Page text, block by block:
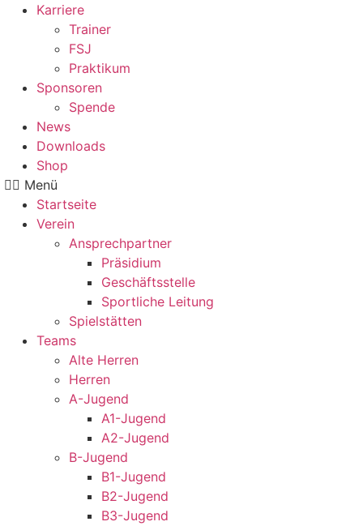
Karriere
Trainer
FSJ
Praktikum
Sponsoren
Spende
News
Downloads
Shop
Menü
Startseite
Verein
Ansprechpartner
Präsidium
Geschäftsstelle
Sportliche Leitung
Spielstätten
Teams
Alte Herren
Herren
A-Jugend
A1-Jugend
A2-Jugend
B-Jugend
B1-Jugend
B2-Jugend
B3-Jugend